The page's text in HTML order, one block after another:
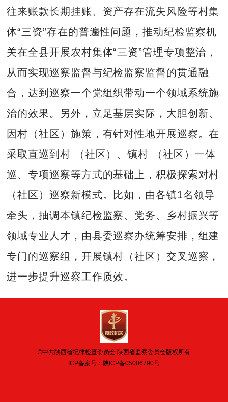
往来账款长期挂账、资产存在流失风险等村集
体“三资”存在的普遍性问题，推动纪检监察机
关在全县开展农村集体“三资”管理专项整治，
从而实现巡察监督与纪检监察监督的贯通融
合，达到巡察一个党组织带动一个领域系统施
治的效果。另外，立足基层实际，大胆创新、
因村（社区）施策，有针对性地开展巡察。在
采取直巡到村 （社区）、镇村 （社区）一体
巡、专项巡察等方式的基础上，积极探索对村
（社区）巡察新模式。比如，由各镇1名领导
牵头，抽调本镇纪检监察、党务、乡村振兴等
领域专业人才，由县委巡察办统筹安排，组建
专门的巡察组，开展镇村（社区）交叉巡察，
进一步提升巡察工作质效。
©中共陕西省纪律检查委员会 陕西省监察委员会版权所有
ICP备案号： 陕ICP备05006790号